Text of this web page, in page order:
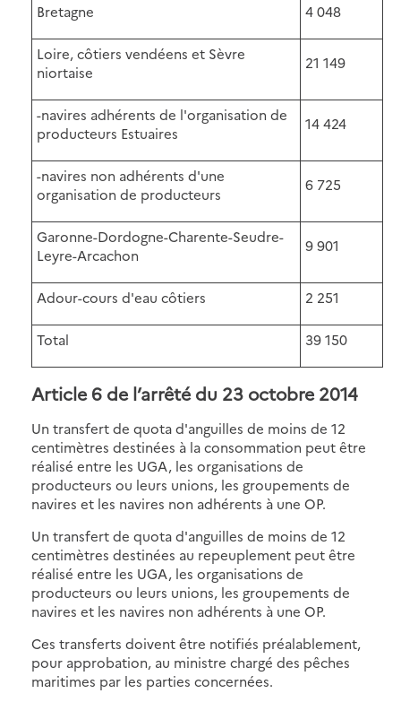
Bretagne 4 048
Loire, côtiers vendéens et Sèvre
niortaise
21 149
-navires adhérents de l'organisation de
producteurs Estuaires
14 424
-navires non adhérents d'une
organisation de producteurs
6 725
Garonne-Dordogne-Charente-Seudre-
Leyre-Arcachon
9 901
Adour-cours d'eau côtiers 2 251
Total 39 150
Article 6 de l’arrêté du 23 octobre 2014
Un transfert de quota d'anguilles de moins de 12
centimètres destinées à la consommation peut être
réalisé entre les UGA, les organisations de
producteurs ou leurs unions, les groupements de
navires et les navires non adhérents à une OP.
Un transfert de quota d'anguilles de moins de 12
centimètres destinées au repeuplement peut être
réalisé entre les UGA, les organisations de
producteurs ou leurs unions, les groupements de
navires et les navires non adhérents à une OP.
Ces transferts doivent être notifiés préalablement,
pour approbation, au ministre chargé des pêches
maritimes par les parties concernées.